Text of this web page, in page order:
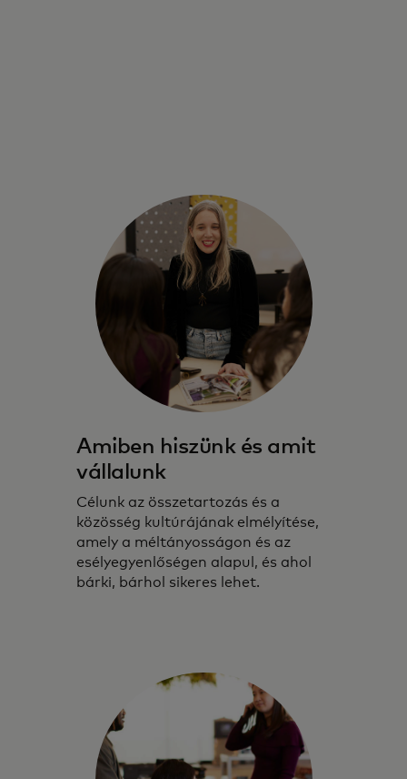
Amiben hiszünk és amit
vállalunk
Célunk az összetartozás és a
közösség kultúrájának elmélyítése,
amely a méltányosságon és az
esélyegyenlőségen alapul, és ahol
bárki, bárhol sikeres lehet.